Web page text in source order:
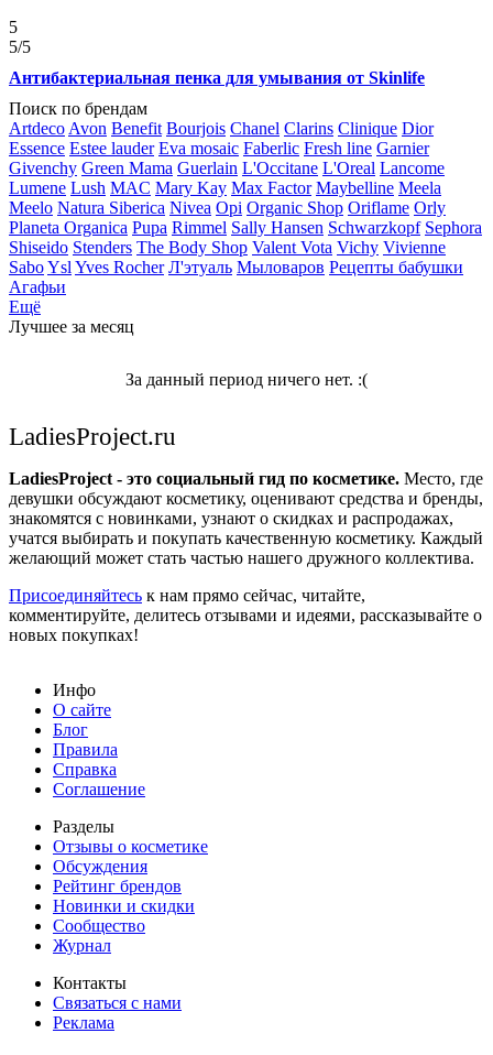
5
5/5
Антибактериальная пенка для умывания от Skinlife
Поиск по брендам
Artdeco Avon Benefit Bourjois Chanel Clarins Clinique Dior
Essence Estee lauder Eva mosaic Faberlic Fresh line Garnier
Givenchy Green Mama Guerlain L'Occitane L'Oreal Lancome
Lumene Lush MAC Mary Kay Max Factor Maybelline Meela
Meelo Natura Siberica Nivea Opi Organic Shop Oriflame Orly
Planeta Organica Pupa Rimmel Sally Hansen Schwarzkopf Sephora
Shiseido Stenders The Body Shop Valent Vota Vichy Vivienne
SaboYsl Yves Rocher Л'этуаль Мыловаров Рецепты бабушки
Агафьи
Ещё
Лучшее за месяц
За данный период ничего нет. :(
LadiesProject.ru
LadiesProject - это социальный гид по косметике. Место, где
девушки обсуждают косметику, оценивают средства и бренды,
знакомятся с новинками, узнают о скидках и распродажах,
учатся выбирать и покупать качественную косметику. Каждый
желающий может стать частью нашего дружного коллектива.
Присоединяйтесь к нам прямо сейчас, читайте,
комментируйте, делитесь отзывами и идеями, рассказывайте о
новых покупках!
Инфо
О сайте
Блог
Правила
Справка
Соглашение
Разделы
Отзывы о косметике
Обсуждения
Рейтинг брендов
Новинки и скидки
Сообщество
Журнал
Контакты
Связаться с нами
Реклама